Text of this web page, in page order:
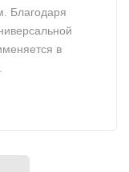
Благодаря
в